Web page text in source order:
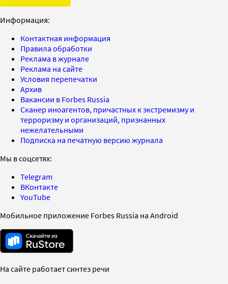
Информация:
Контактная информация
Правила обработки
Реклама в журнале
Реклама на сайте
Условия перепечатки
Архив
Вакансии в Forbes Russia
Сканер иноагентов, причастных к экстремизму и
терроризму и организаций, признанных
нежелательными
Подписка на печатную версию журнала
Мы в соцсетях:
Telegram
ВКонтакте
YouTube
Мобильное приложение Forbes Russia на Android
На сайте работает синтез речи